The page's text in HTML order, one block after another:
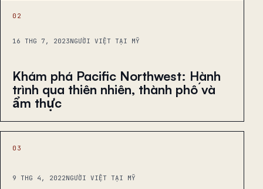
02
16 THG 7, 2023NGƯỜI VIỆT TẠI MỸ
Khám phá Pacific Northwest: Hành
trình qua thiên nhiên, thành phố và
ẩm thực
03
9 THG 4, 2022NGƯỜI VIỆT TẠI MỸ